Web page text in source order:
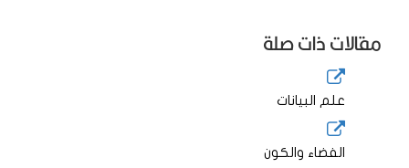
مقالات ذات صلة
علم البيانات
الفضاء والكون